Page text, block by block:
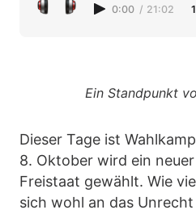
0:00 / 21:02
Ein Standpunkt
Dieser Tage ist
8. Oktober wird ein
Freistaat gewählt. Wie
sich wohl an das